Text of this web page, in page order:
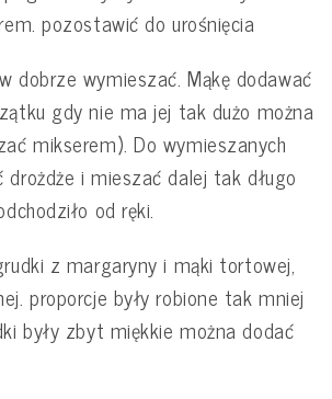
pozostawić do urośnięcia
dobrze wymieszać. Mąkę dodawać
gdy nie ma jej tak dużo można
mikserem). Do wymieszanych
drożdże i mieszać dalej tak długo
od ręki.
z margaryny i mąki tortowej,
proporcje były robione tak mniej
były zbyt miękkie można dodać